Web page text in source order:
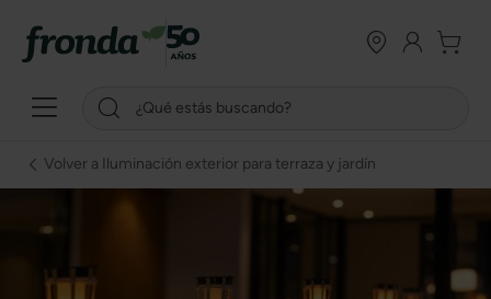
Volver a Iluminación exterior para terraza y jardín